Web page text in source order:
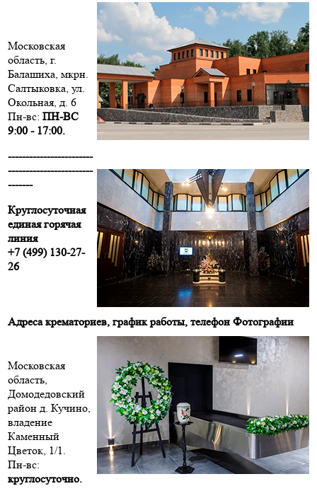
Московская
область, г.
Балашиха, мкрн.
Салтыковка, ул.
Окольная, д. 6
Пн-вс: ПН-ВС
9:00 - 17:00.
------------------------
------------------------
-------
Круглосуточная
единая горячая
линия
+7 (499) 130-27-
26
Адреса крематориев, график работы, телефон Фотографии
Московская
область,
Домодедовский
район д. Кучино,
владение
Каменный
Цветок, 1/1.
Пн-вс:
круглосуточно.